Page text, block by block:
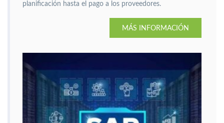
planificación hasta el pago a los proveedores.
MÁS INFORMACIÓN